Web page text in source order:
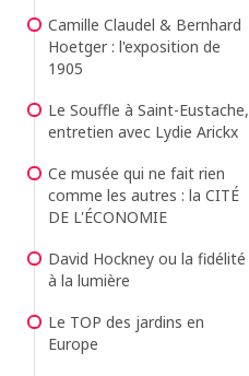
Camille Claudel & Bernhard
Hoetger : l'exposition de
1905
Le Souffle à Saint-Eustache,
entretien avec Lydie Arickx
Ce musée qui ne fait rien
comme les autres : la CITÉ
DE L'ÉCONOMIE
David Hockney ou la fidélité
à la lumière
Le TOP des jardins en
Europe